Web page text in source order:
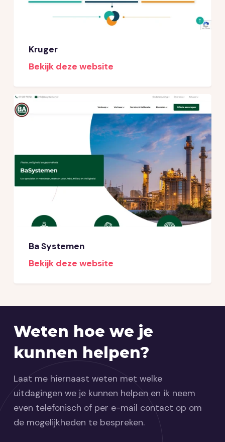
Kruger
Bekijk deze website
Ba Systemen
Bekijk deze website
Weten hoe we je
kunnen helpen?
Laat me hiernaast weten met welke
uitdagingen we je kunnen helpen en ik neem
even telefonisch of per e-mail contact op om
de mogelijkheden te bespreken.